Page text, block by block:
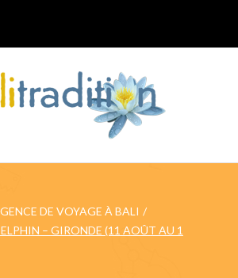
DE VOYAGE À BALI /
– GIRONDE (11 AOÛT AU 1